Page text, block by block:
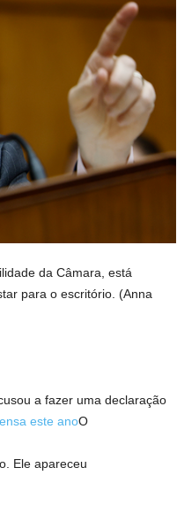
da Câmara, está
para o escritório. (Anna
a fazer uma declaração
este anoO
Ele apareceu